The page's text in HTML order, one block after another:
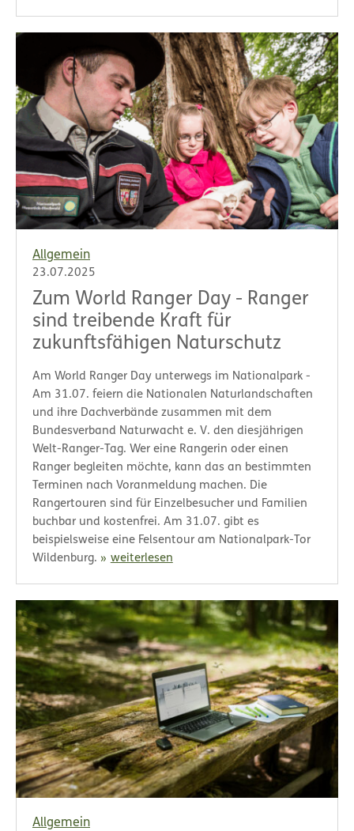
Allgemein
23.07.2025
Zum World Ranger Day - Ranger
sind treibende Kraft für
zukunftsfähigen Naturschutz
Am World Ranger Day unterwegs im Nationalpark -
Am 31.07. feiern die Nationalen Naturlandschaften
und ihre Dachverbände zusammen mit dem
Bundesverband Naturwacht e. V. den diesjährigen
Welt-Ranger-Tag. Wer eine Rangerin oder einen
Ranger begleiten möchte, kann das an bestimmten
Terminen nach Voranmeldung machen. Die
Rangertouren sind für Einzelbesucher und Familien
buchbar und kostenfrei. Am 31.07. gibt es
beispielsweise eine Felsentour am Nationalpark-Tor
Wildenburg.
weiterlesen
Allgemein